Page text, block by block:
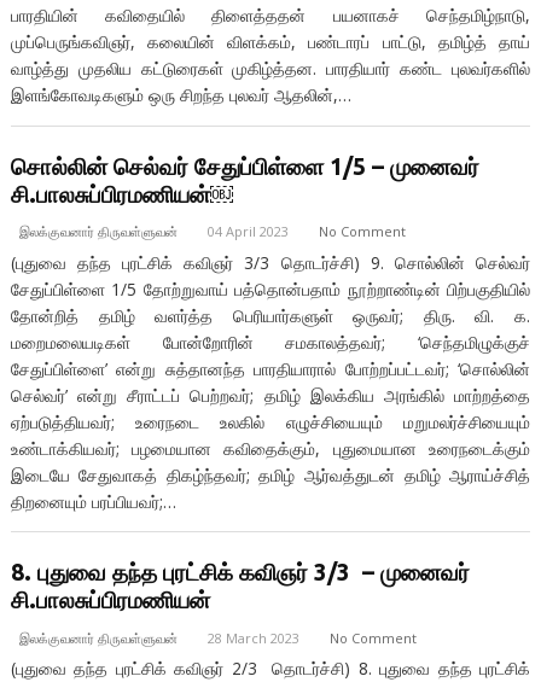
பாரதியின் கவிதையில் திளைத்ததன் பயனாகச் செந்தமிழ்நாடு,
முப்பெருங்கவிஞர், கலையின் விளக்கம், பண்டாரப் பாட்டு, தமிழ்த் தாய்
வாழ்த்து முதலிய கட்டுரைகள் முகிழ்த்தன. பாரதியார் கண்ட புலவர்களில்
இளங்கோவடிகளும் ஒரு சிறந்த புலவர் ஆதலின்,…
சொல்லின் செல்வர் சேதுப்பிள்ளை 1/5 – முனைவர்
சி.பாலசுப்பிரமணியன்￼
இலக்குவனார் திருவள்ளுவன் 04 April 2023 No Comment
(புதுவை தந்த புரட்சிக் கவிஞர் 3/3 தொடர்ச்சி) 9. சொல்லின் செல்வர்
சேதுப்பிள்ளை 1/5 தோற்றுவாய் பத்தொன்பதாம் நூற்றாண்டின் பிற்பகுதியில்
தோன்றித் தமிழ் வளர்த்த பெரியார்களுள் ஒருவர்; திரு. வி. க.
மறைமலையடிகள் போன்றோரின் சமகாலத்தவர்; ‘செந்தமிழுக்குச்
சேதுப்பிள்ளை’ என்று சுத்தானந்த பாரதியாரால் போற்றப்பட்டவர்; ‘சொல்லின்
செல்வர்’ என்று சீராட்டப் பெற்றவர்; தமிழ் இலக்கிய அரங்கில் மாற்றத்தை
ஏற்படுத்தியவர்; உரைநடை உலகில் எழுச்சியையும் மறுமலர்ச்சியையும்
உண்டாக்கியவர்; பழமையான கவிதைக்கும், புதுமையான உரைநடைக்கும்
இடையே சேதுவாகத் திகழ்ந்தவர்; தமிழ் ஆர்வத்துடன் தமிழ் ஆராய்ச்சித்
திறனையும் பரப்பியவர்;…
8. புதுவை தந்த புரட்சிக் கவிஞர் 3/3 – முனைவர்
சி.பாலசுப்பிரமணியன்
இலக்குவனார் திருவள்ளுவன் 28 March 2023 No Comment
(புதுவை தந்த புரட்சிக் கவிஞர் 2/3 தொடர்ச்சி) 8. புதுவை தந்த புரட்சிக்